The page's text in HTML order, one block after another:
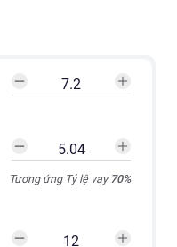
Tương ứng Tỷ lệ vay70%